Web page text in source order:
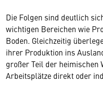
Die Folgen sind deutlich
wichtigen Bereichen wie
Boden. Gleichzeitig
ihrer Produktion ins
großer Teil der heimischen
Arbeitsplätze direkt oder